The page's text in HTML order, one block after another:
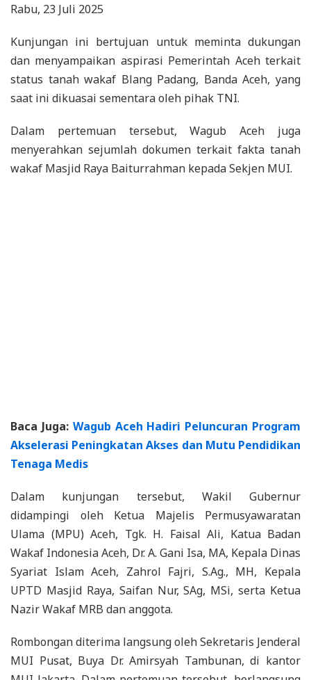
Rabu, 23 Juli 2025
Kunjungan ini bertujuan untuk meminta dukungan
dan menyampaikan aspirasi Pemerintah Aceh terkait
status tanah wakaf Blang Padang, Banda Aceh, yang
saat ini dikuasai sementara oleh pihak TNI.
Dalam pertemuan tersebut, Wagub Aceh juga
menyerahkan sejumlah dokumen terkait fakta tanah
wakaf Masjid Raya Baiturrahman kepada Sekjen MUI.
Baca Juga: Wagub Aceh Hadiri Peluncuran Program
Akselerasi Peningkatan Akses dan Mutu Pendidikan
Tenaga Medis
Dalam kunjungan tersebut, Wakil Gubernur
didampingi oleh Ketua Majelis Permusyawaratan
Ulama (MPU) Aceh, Tgk. H. Faisal Ali, Katua Badan
Wakaf Indonesia Aceh, Dr. A. Gani Isa, MA, Kepala Dinas
Syariat Islam Aceh, Zahrol Fajri, S.Ag., MH, Kepala
UPTD Masjid Raya, Saifan Nur, SAg, MSi, serta Ketua
Nazir Wakaf MRB dan anggota.
Rombongan diterima langsung oleh Sekretaris Jenderal
MUI Pusat, Buya Dr. Amirsyah Tambunan, di kantor